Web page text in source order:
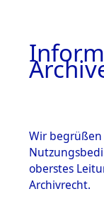
Wir begrüßen
oberstes
Archivrecht.